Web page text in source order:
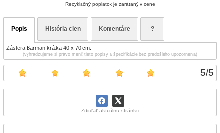
5/5
Zdieľať aktuálnu stránku
Recyklačný poplatok je zarátaný v cene
Popis História cien Komentáre ?
Zástera Barman krátka 40 x 70 cm.
(vyhradzujeme si právo meniť tieto popisy a špecifikácie bez predošlého upozornenia)